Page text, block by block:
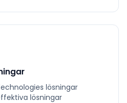
lösningar
lösningar